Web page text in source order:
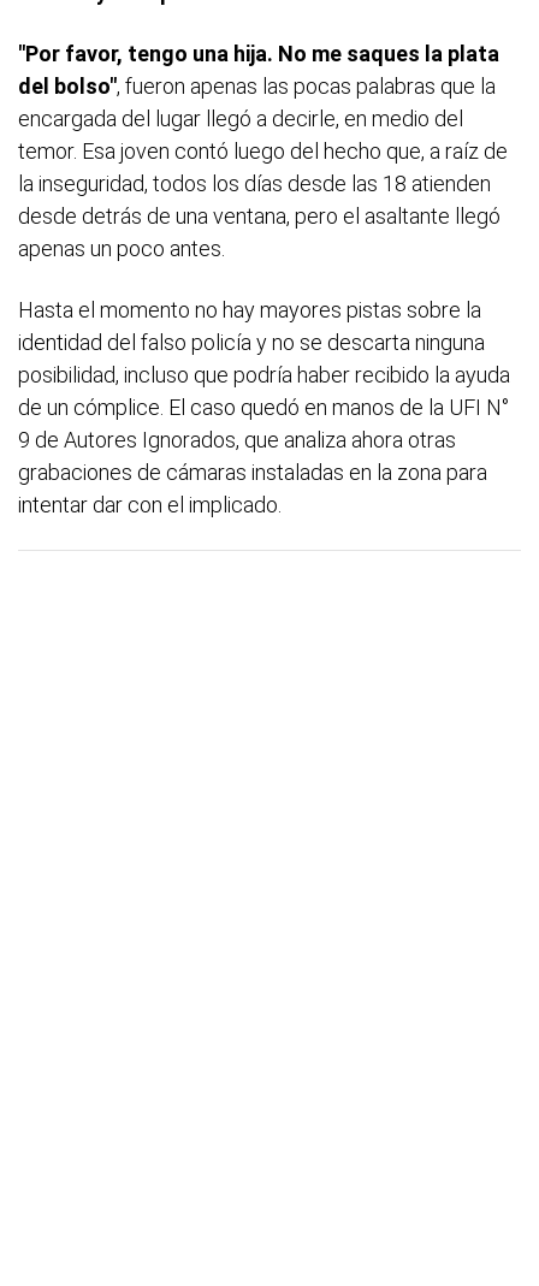
"Por favor, tengo una hija. No me saques la plata
del bolso", fueron apenas las pocas palabras que la
encargada del lugar llegó a decirle, en medio del
temor. Esa joven contó luego del hecho que, a raíz de
la inseguridad, todos los días desde las 18 atienden
desde detrás de una ventana, pero el asaltante llegó
apenas un poco antes.
Hasta el momento no hay mayores pistas sobre la
identidad del falso policía y no se descarta ninguna
posibilidad, incluso que podría haber recibido la ayuda
de un cómplice. El caso quedó en manos de la UFI N°
9 de Autores Ignorados, que analiza ahora otras
grabaciones de cámaras instaladas en la zona para
intentar dar con el implicado.